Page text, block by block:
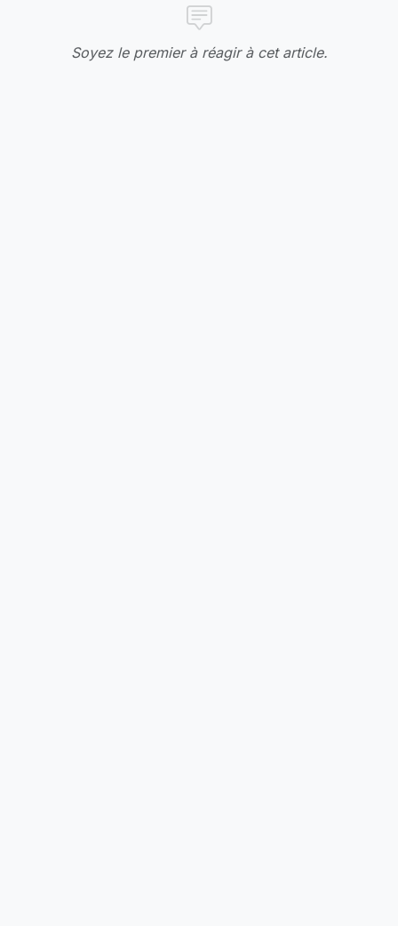
Soyez le premier à réagir à cet article.